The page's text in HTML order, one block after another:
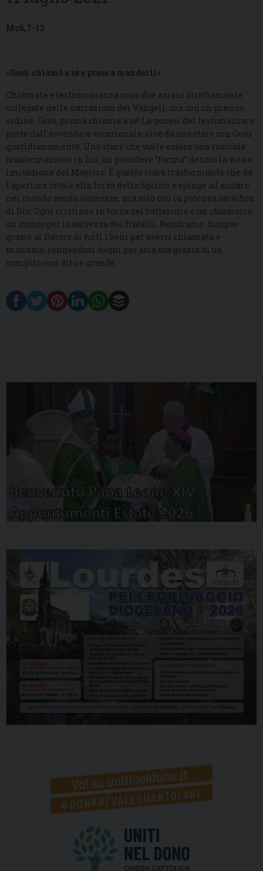
Mc6,7-13
«Gesù chiamò a sé e prese a mandarli».
Chiamata e testimonianza sono due azioni strettamente
collegate nelle narrazioni dei Vangeli, ma con un preciso
ordine. Gesù, prima chiama a sé! La genesi del testimoniare
parte dall’avventura vocazionale, cioè da uno stare con Gesù
quotidianamente. Uno stare che vuole essere una radicale
trasformazione in Lui, un prendere “forma” dentro la vita a
imitazione del Maestro. È questo stare trasformante che dà
l’apertura totale alla forza dello Spirito e spinge ad andare
nel mondo senza sicurezze, ma solo con la potenza salvifica
di Dio. Ogni cristiano in forza del battesimo è un chiamato e
un inviato per la salvezza dei fratelli. Rendiamo dunque
grazie al Datore di tutti i beni per averci chiamato e
mandato, rendendoci degni per sola sua grazia di un
compito così alto e grande.